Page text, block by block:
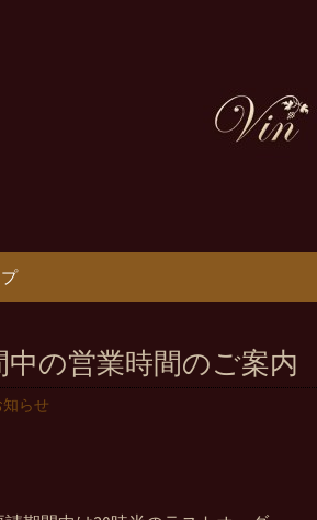
ニュース
中の営業時間のご案内
知らせ